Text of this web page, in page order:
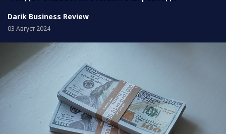
Darik Business Review
03 Август 2024